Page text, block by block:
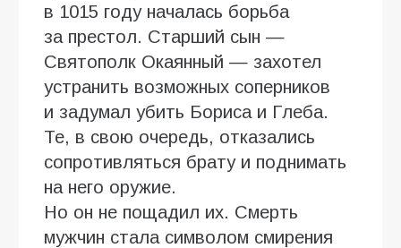
в 1015 году началась борьба
за престол. Старший сын —
Святополк Окаянный — захотел
устранить возможных соперников
и задумал убить Бориса и Глеба.
Те, в свою очередь, отказались
сопротивляться брату и поднимать
на него оружие.
Но он не пощадил их. Смерть
мужчин стала символом смирения